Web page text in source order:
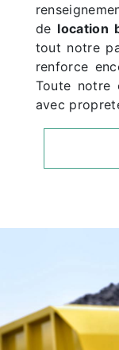
de location
tout notre
renforce
Toute notre
avec